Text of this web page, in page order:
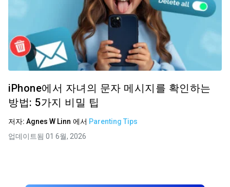
iPhone에서 자녀의 문자 메시지를 확인하는
방법: 5가지 비밀 팁
저자: Agnes W Linn 에서 Parenting Tips
업데이트됨 01 6월, 2026